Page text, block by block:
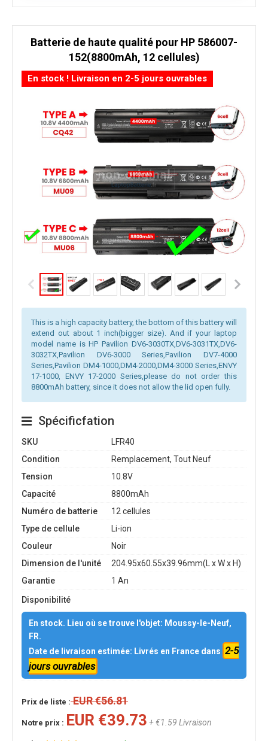
Batterie de haute qualité pour HP 586007-
152(8800mAh, 12 cellules)
En stock ! Livraison en 2-5 jours ouvrables
This is a high capacity battery, the bottom of this battery will
extend out about 1 inch(bigger size). And if your laptop
model name is HP Pavilion DV6-3030TX,DV6-3031TX,DV6-
3032TX,Pavilion DV6-3000 Series,Pavilion DV7-4000
Series,Pavilion DM4-1000,DM4-2000,DM4-3000 Series,ENVY
17-1000, ENVY 17-2000 Series,please do not order this
8800mAh battery, since it does not allow the lid open fully.
Spécificfation
SKU
LFR40
Condition
Remplacement, Tout Neuf
Tension
10.8V
Capacité
8800mAh
Numéro de batterie
12 cellules
Type de cellule
Li-ion
Couleur
Noir
Dimension de l'unité
204.95x60.55x39.96mm(L x W x H)
Garantie
1 An
Disponibilité
En stock. Lieu où se trouve l'objet: Moussy-le-Neuf,
FR.
Date de livraison estimée: Livrés en France dans 2-5
jours ouvrables
Prix de liste :EUR €56.81
Notre prix : EUR €39.73 + €1.59 Livraison